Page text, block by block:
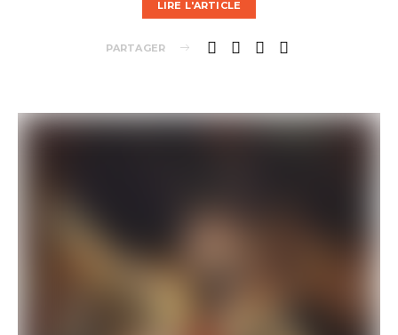
LIRE L'ARTICLE
PARTAGER